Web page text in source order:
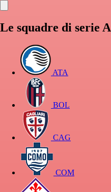
Le squadre di serie A
ATA
BOL
CAG
COM